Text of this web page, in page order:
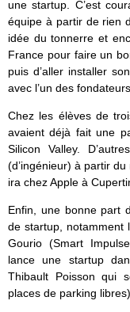
une startup. C’est
équipe à partir de rien
idée du tonnerre et
France pour faire un
puis d’aller installer
avec l’un des fondateurs.
Chez les élèves de
avaient déjà fait une
Silicon Valley.
(d’ingénieur) à partir
ira chez Apple à
Enfin, une bonne part
de startup, notamment
Gourio (Smart
lance une startup
Thibault Poisson qui
places de parking